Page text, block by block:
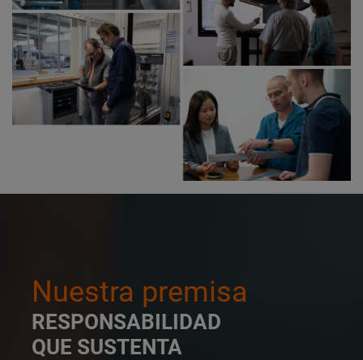
Nuestra premisa
RESPONSABILIDAD
QUE SUSTENTA